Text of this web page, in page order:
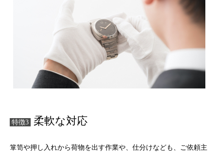
特徴3 柔軟な対応
箪笥や押し入れから荷物を出す作業や、仕分けなども、ご依頼主